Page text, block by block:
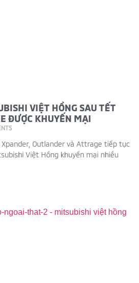
VIỆT HỒNG SAU TẾT
ĐƯỢC KHUYẾN MẠI
Outlander và Attrage tiếp tục
Việt Hồng khuyến mại nhiều